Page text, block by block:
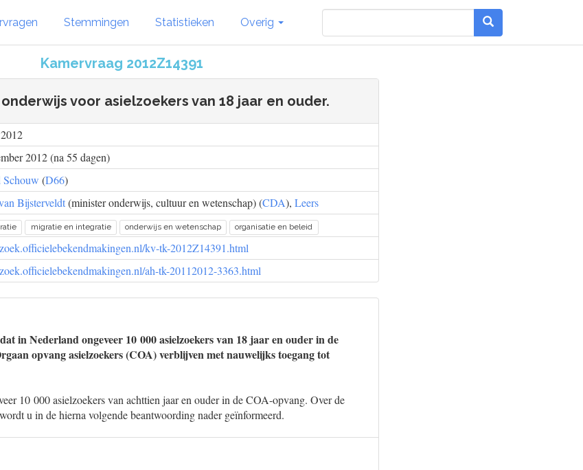
Stemmingen Statistieken Overig
Kamervraag 2012Z14391
voor asielzoekers van 18 jaar en ouder.
2012 (na 55 dagen)
Schouw (D66)
Bijsterveldt(minister onderwijs, cultuur en wetenschap) (CDA), Leers
migratie en integratie onderwijs en wetenschap organisatie en beleid
kv-tk-2012Z14391.html
ah-tk-20112012-3363.html
in Nederland ongeveer 10 000 asielzoekers van 18 jaar en ouder in de
opvang asielzoekers (COA) verblijven met nauwelijks toegang tot
10 000 asielzoekers van achttien jaar en ouder in de COA-opvang. Over de
u in de hierna volgende beantwoording nader geïnformeerd.